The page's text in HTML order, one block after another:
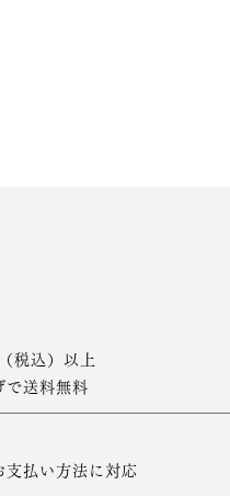
税込）以上
で送料無料
支払い方法に対応